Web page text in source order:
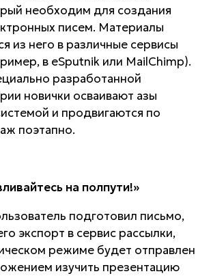
необходим для создания
писем. Материалы
из него в различные сервисы
в eSputnik или MailChimp).
разработанной
новички осваивают азы
и продвигаются по
поэтапно.
на полпути!»
подготовил письмо,
экспорт в сервис рассылки,
режиме будет отправлен
изучить презентацию